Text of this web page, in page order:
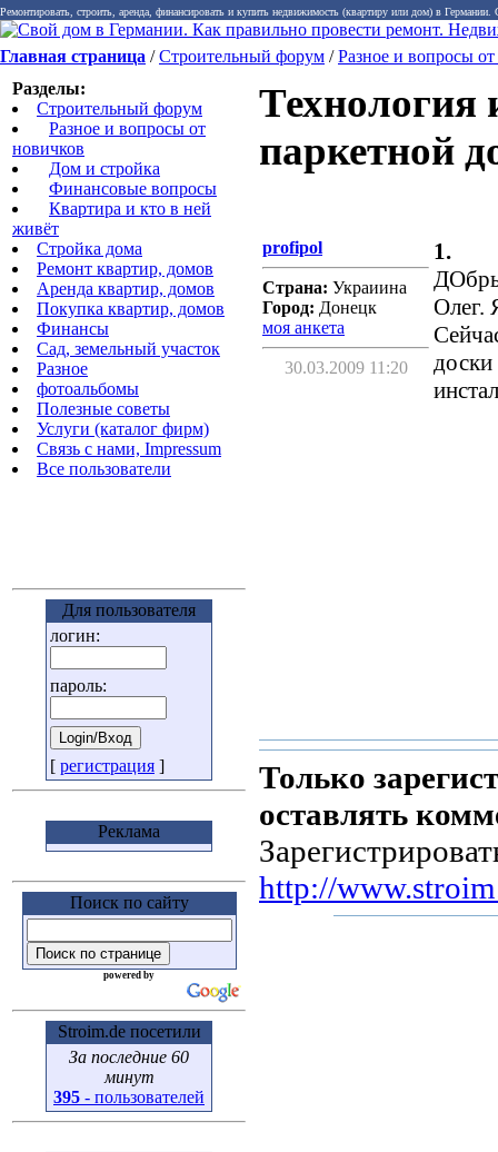
Ремонтировать, строить, аренда, финансировать и купить недвижимость (квартиру или дом) в
Главная страница /Строительный форум /Разное и вопросы
Разделы:
Строительный форум
Разное и вопросы от
новичков
Дом и стройка
Финансовые вопросы
Квартира и кто в ней
живёт
Стройка дома
Ремонт квартир, домов
Аренда квартир, домов
Покупка квартир, домов
Финансы
Сад, земельный участок
Разное
фотоальбомы
Полезные советы
Услуги (каталог фирм)
Связь с нами, Impressum
Все пользователи
Для пользователя
логин:
пароль:
[ регистрация ]
Реклама
Поиск по сайту
powered by
Stroim.de посетили
За последние 60
минут
395 - пользователей
Технология
паркетной
profipol
Страна: Украиина
Город: Донецк
моя анкета
30.03.2009 11:20
1.
Олег.
доски
Только
оставлять
http://